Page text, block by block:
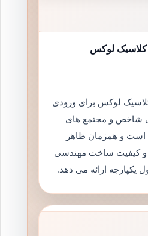
لوکس
لوکس برای ورودی
شاخص و مجتمع های
و همزمان ظاهر
و کیفیت ساخت مهندسی
ارائه می دهد.